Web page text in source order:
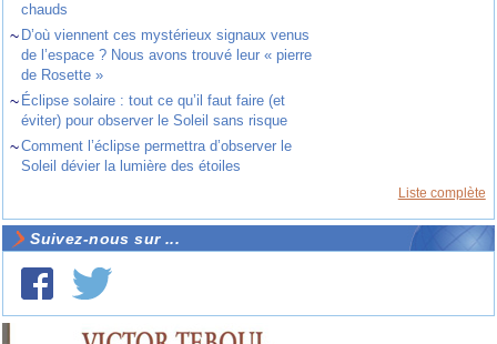
chauds
~ D’où viennent ces mystérieux signaux venus
de l’espace ? Nous avons trouvé leur « pierre
de Rosette »
~ Éclipse solaire : tout ce qu’il faut faire (et
éviter) pour observer le Soleil sans risque
~Comment l’éclipse permettra d’observer le
Soleil dévier la lumière des étoiles
Liste complète
Suivez-nous sur ...